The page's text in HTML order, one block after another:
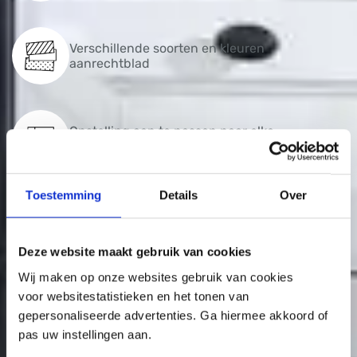
Toestemming Details Over
Deze website maakt gebruik van cookies
Wij maken op onze websites gebruik van cookies
voor websitestatistieken en het tonen van
gepersonaliseerde advertenties. Ga hiermee akkoord of
pas uw instellingen aan.
Verschillende soorten en kleuren
aanrechtblad
Opstelling aan te passen naar elke
Uitgelicht